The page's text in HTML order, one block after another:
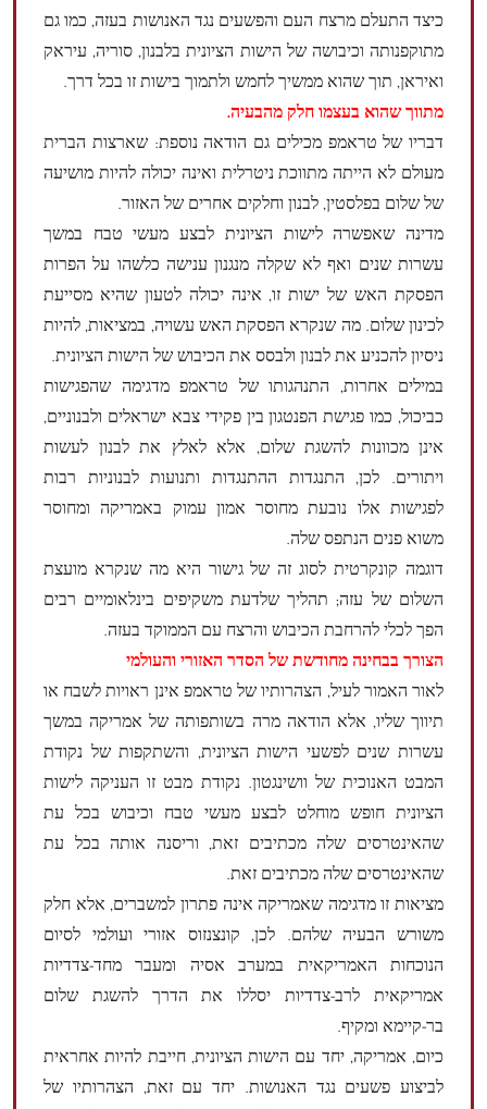
כיצד התעלם מרצח העם והפשעים נגד האנושות בעזה, כמו גם
מתוקפנותה וכיבושה של הישות הציונית בלבנון, סוריה, עיראק
ואיראן, תוך שהוא ממשיך לחמש ולתמוך בישות זו בכל דרך.
מתווך שהוא בעצמו חלק מהבעיה.
דבריו של טראמפ מכילים גם הודאה נוספת: שארצות הברית
מעולם לא הייתה מתווכת ניטרלית ואינה יכולה להיות מושיעה
של שלום בפלסטין, לבנון וחלקים אחרים של האזור.
מדינה שאפשרה לישות הציונית לבצע מעשי טבח במשך
עשרות שנים ואף לא שקלה מנגנון ענישה כלשהו על הפרות
הפסקת האש של ישות זו, אינה יכולה לטעון שהיא מסייעת
לכינון שלום. מה שנקרא הפסקת האש עשויה, במציאות, להיות
ניסיון להכניע את לבנון ולבסס את הכיבוש של הישות הציונית.
במילים אחרות, התנהגותו של טראמפ מדגימה שהפגישות
כביכול, כמו פגישת הפנטגון בין פקידי צבא ישראלים ולבנוניים,
אינן מכוונות להשגת שלום, אלא לאלץ את לבנון לעשות
ויתורים. לכן, התנגדות ההתנגדות ותנועות לבנוניות רבות
לפגישות אלו נובעת מחוסר אמון עמוק באמריקה ומחוסר
משוא פנים הנתפס שלה.
דוגמה קונקרטית לסוג זה של גישור היא מה שנקרא מועצת
השלום של עזה; תהליך שלדעת משקיפים בינלאומיים רבים
הפך לכלי להרחבת הכיבוש והרצח עם הממוקד בעזה.
הצורך בבחינה מחודשת של הסדר האזורי והעולמי
לאור האמור לעיל, הצהרותיו של טראמפ אינן ראויות לשבח או
תיווך שליו, אלא הודאה מרה בשותפותה של אמריקה במשך
עשרות שנים לפשעי הישות הציונית, והשתקפות של נקודת
המבט האנוכית של וושינגטון. נקודת מבט זו העניקה לישות
הציונית חופש מוחלט לבצע מעשי טבח וכיבוש בכל עת
שהאינטרסים שלה מכתיבים זאת, וריסנה אותה בכל עת
שהאינטרסים שלה מכתיבים זאת.
מציאות זו מדגימה שאמריקה אינה פתרון למשברים, אלא חלק
משורש הבעיה שלהם. לכן, קונצנזוס אזורי ועולמי לסיום
הנוכחות האמריקאית במערב אסיה ומעבר מחד-צדדיות
אמריקאית לרב-צדדיות יסללו את הדרך להשגת שלום
בר-קיימא ומקיף.
כיום, אמריקה, יחד עם הישות הציונית, חייבת להיות אחראית
לביצוע פשעים נגד האנושות. יחד עם זאת, הצהרותיו של